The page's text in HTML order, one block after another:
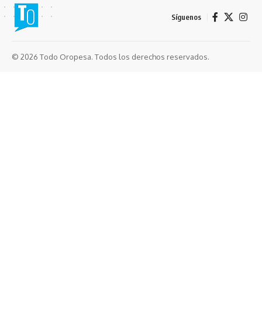
Síguenos
© 2026 Todo Oropesa. Todos los derechos reservados.